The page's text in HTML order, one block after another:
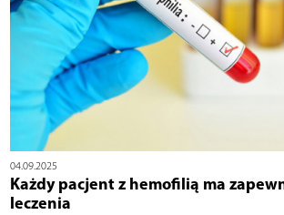
04.09.2025
Każdy pacjent z hemofilią ma
leczenia